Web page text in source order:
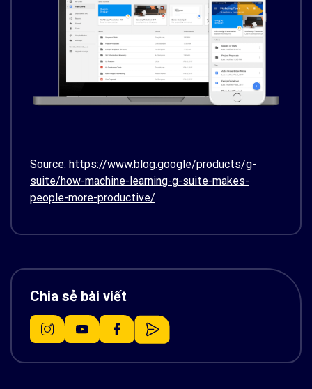
Source: https://www.blog.google/products/g-
suite/how-machine-learning-g-suite-makes-
people-more-productive/
Chia sẻ bài viết